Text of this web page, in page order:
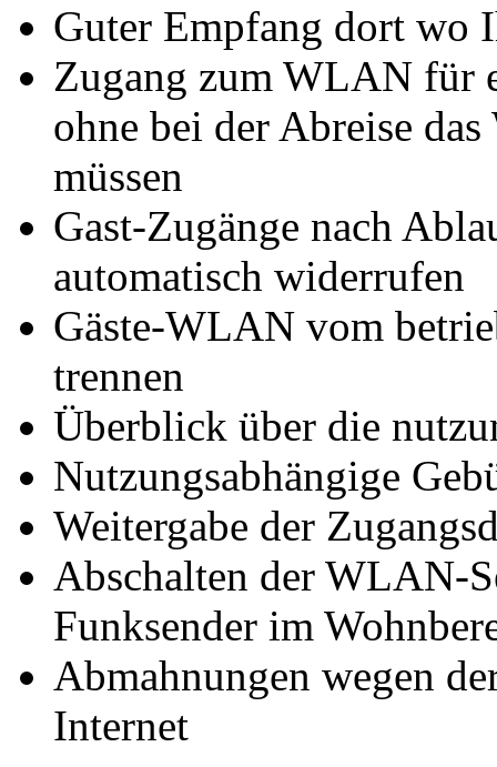
Guter Empfang dort wo
Zugang zum WLAN für
ohne bei der Abreise
müssen
Gast-Zugänge nach
automatisch widerrufen
Gäste-WLAN vom
trennen
Überblick über die
Nutzungsabhängige
Weitergabe der
Abschalten der WLAN-
Funksender im
Abmahnungen wegen
Internet